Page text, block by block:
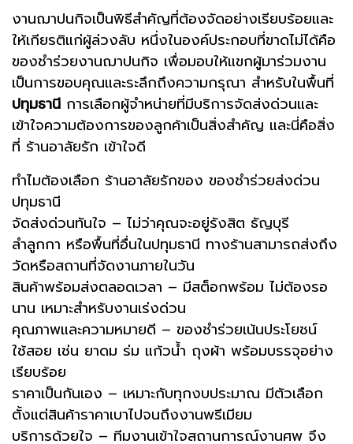
งานฌาปนกิจเป็นพิธีสำคัญที่ต้องจัดอย่างเรียบร้อยและ
ให้เกียรติแก่ผู้ล่วงลับ หนึ่งในองค์ประกอบที่ขาดไม่ได้คือ
ของชำร่วยงานฌาปนกิจ เพื่อมอบให้แขกผู้มาร่วมงาน
เป็นการขอบคุณและระลึกถึงความกรุณา สำหรับในพื้นที่
ปทุมธานี การเลือกผู้จำหน่ายที่มีบริการจัดส่งด่วนและ
เข้าใจความต้องการของลูกค้าเป็นสิ่งสำคัญ และนี่คือสิ่ง
ที่ ร้านอาลัยรัก เข้าใจดี
ทำไมต้องเลือก ร้านอาลัยรักของ ของชำร่วยส่งด่วน
ปทุมธานี
จัดส่งด่วนทันใจ – ไม่ว่าคุณจะอยู่รังสิต ธัญบุรี
ลำลูกกา หรือพื้นที่อื่นในปทุมธานี ทางร้านสามารถส่งถึง
วัดหรือสถานที่จัดงานภายในวัน
สินค้าพร้อมส่งตลอดเวลา – มีสต็อกพร้อม ไม่ต้องรอ
นาน เหมาะสำหรับงานเร่งด่วน
คุณภาพและความหมายดี – ของชำร่วยเน้นประโยชน์
ใช้สอย เช่น ยาดม ร่ม แก้วน้ำ ถุงผ้า พร้อมบรรจุอย่าง
เรียบร้อย
ราคาเป็นกันเอง – เหมาะกับทุกงบประมาณ มีตัวเลือก
ตั้งแต่สินค้าราคาเบาไปจนถึงงานพรีเมียม
บริการด้วยใจ – ทีมงานเข้าใจสถานการณ์งานศพ จึง